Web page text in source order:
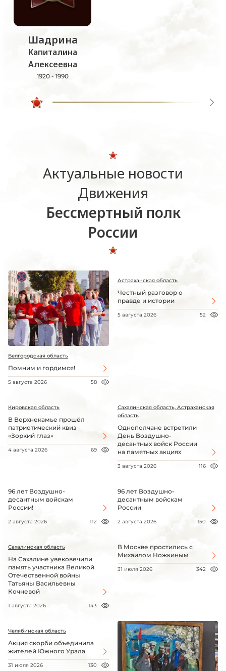
Шадрина
Капиталина
Алексеевна
1920 - 1990
Актуальные новости
Движения
Бессмертный полк
России
Белгородская область
Помним и гордимся!
5 августа 2026 58
Астраханская область
Честный разговор о
правде и истории
5 августа 2026 52
Кировская область
В Верхнекамье прошёл
патриотический квиз
«Зоркий глаз»
4 августа 2026 69
Сахалинская область, Астраханская
область
Однополчане встретили
День Воздушно-
десантных войск России
на памятных акциях
3 августа 2026 116
96 лет Воздушно-
десантным войскам
России!
2 августа 2026 112
96 лет Воздушно-
десантным войскам
России
2 августа 2026 150
Сахалинская область
На Сахалине увековечили
память участника Великой
Отечественной войны
Татьяны Васильевны
Кочневой
1 августа 2026 143
В Москве простились с
Михаилом Ножкиным
31 июля 2026 342
Челябинская область
Акция скорби объединила
жителей Южного Урала
31 июля 2026 130